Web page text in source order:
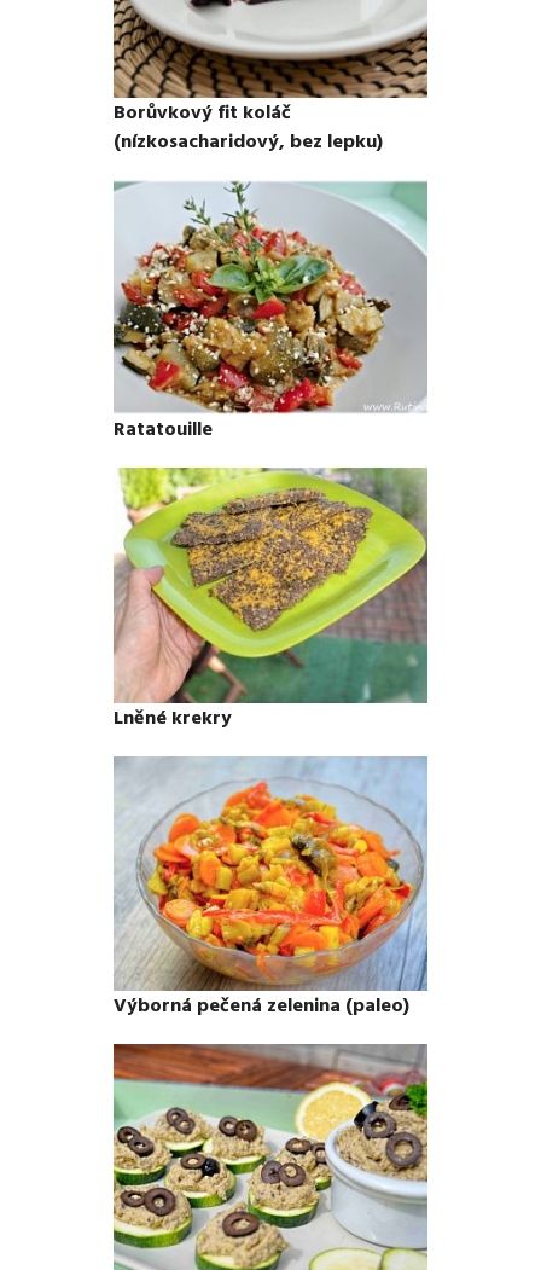
Borůvkový fit koláč
(nízkosacharidový, bez lepku)
Ratatouille
Lněné krekry
Výborná pečená zelenina (paleo)